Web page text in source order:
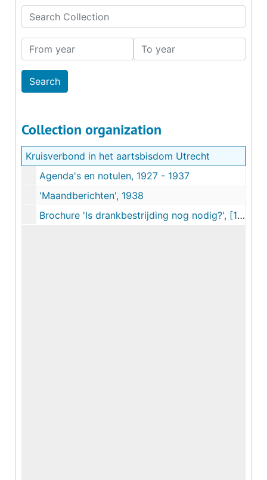
Search Collection
From year To year
Collection organization
Kruisverbond in het aartsbisdom Utrecht
Agenda's en notulen, 1927 - 1937
'Maandberichten', 1938
Brochure 'Is drankbestrijding nog nodig?', [1922]